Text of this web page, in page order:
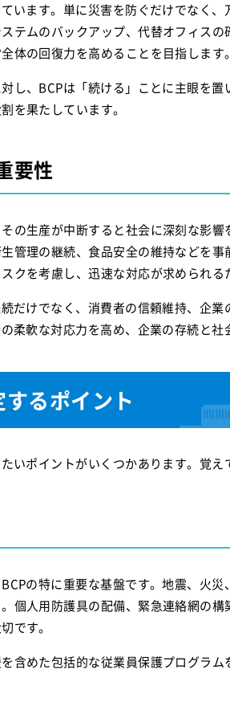
います。単に災害を防ぐだけでなく
テムのバックアップ、代替オフィス
体の回復力を高めることを目指します。
し、BCPは「続ける」ことに主眼を
を果たしています。
要性
の生産が中断すると社会に深刻な影
管理の継続、食品安全の維持などを
クを考慮し、迅速な対応が求められる
だけでなく、消費者の信頼維持、企
柔軟な対応力を高め、企業の存続と社
るポイント
いポイントがいくつかあります。覚え
の特に重要な基盤です。地震、火
個人用防護具の配備、緊急連絡網の
です。
含めた包括的な従業員保護プログラ